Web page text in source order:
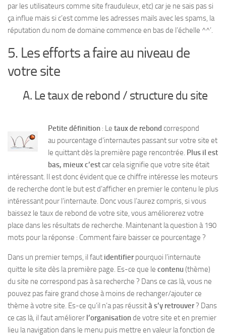
par les utilisateurs comme site frauduleux, etc) car je ne sais pas si
ça influe mais si c’est comme les adresses mails avec les spams, la
réputation du nom de domaine commence en bas de l’échelle ^^’.
5. Les efforts a faire au niveau de
votre site
A. Le taux de rebond / structure du site
Petite définition : Le taux de rebond correspond
au pourcentage d’internautes passant sur votre site et
le quittant dès la première page rencontrée. Plus il est
bas, mieux c’estcar cela signifie que votre site était
intéressant. Il est donc évident que ce chiffre intéresse les moteurs
de recherche dont le but est d’afficher en premier le contenu le plus
intéressant pour l’internaute. Donc vous l’aurez compris, si vous
baissez le taux de rebond de votre site, vous améliorerez votre
place dans les résultats de recherche. Maintenant la question à 190
mots pour la réponse : Comment faire baisser ce pourcentage ?
Dans un premier temps, il faut identifierpourquoi l’internaute
quitte le site dès la première page. Es-ce que le contenu(thème)
du site ne correspond pas à sa recherche ? Dans ce cas là, vous ne
pouvez pas faire grand chose à moins de rechanger/ajouter ce
thème à votre site. Es-ce qu’il n’a pas réussità s’y retrouver? Dans
ce cas là, il faut améliorer l’organisationde votre site et en premier
lieu la navigation dans le menu puis mettre en valeur la fonction de